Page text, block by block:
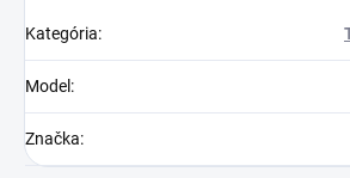
Kategória:
Model :
Značka: